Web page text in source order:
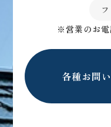
※営業のお電
各種お問